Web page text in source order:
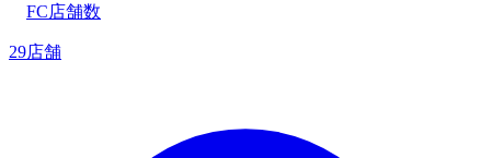
FC店舗数
29店舗